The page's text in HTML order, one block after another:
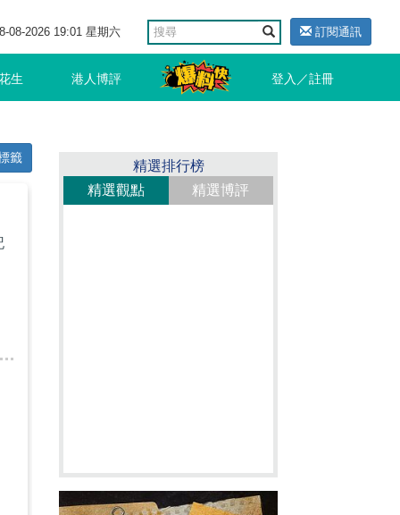
08-2026 19:01 星期六 訂閱通訊
生 港人博評 登入／註冊
籤
精選排行榜
精選觀點
精選博評